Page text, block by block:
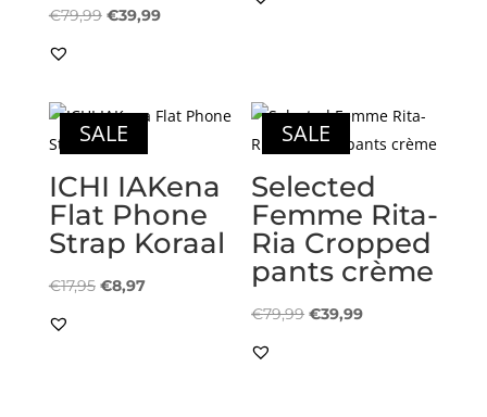
€79,99 Oorspronkelijke
€39,99Huidige
SALE
ICHI IAKena
Flat Phone
Strap Koraal
€17,95 Oorspronkelijke
€8,97Huidige
SALE
Selected
Femme Rita-
Ria Cropped
pants crème
€79,99 Oorspronkelijke
€39,99Huidige